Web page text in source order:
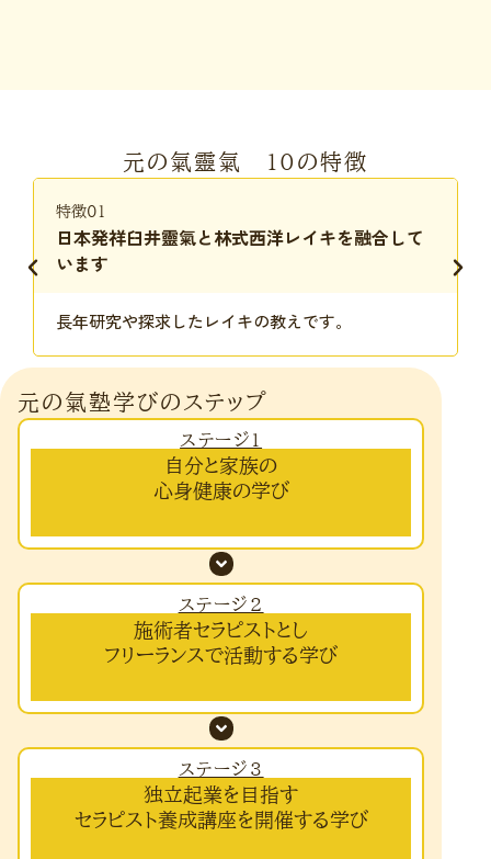
元の氣靈氣 10の特徴
特徴01
日本発祥臼井靈氣と林式西洋レイキを融合して
います
長年研究や探求したレイキの教えです。
元の氣塾学びのステップ
ステージ1
自分と家族の
心身健康の学び
ステージ2
施術者セラピストとし
フリーランスで活動する学び
ステージ3
独立起業を目指す
セラピスト養成講座を開催する学び